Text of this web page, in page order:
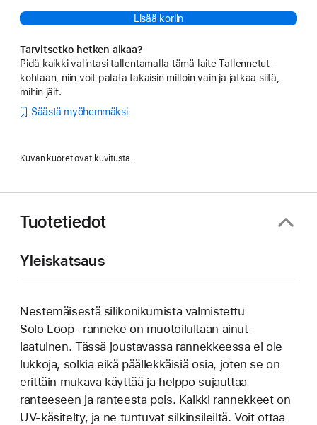
Lisää koriin
Tarvitsetko hetken aikaa?
Pidä kaikki valintasi tallentamalla tämä laite Tallennetut-
kohtaan, niin voit palata takaisin milloin vain ja jatkaa siitä,
mihin jäit.
Säästä myöhemmäksi
Kuvan kuoret ovat kuvitusta.
Tuotetiedot
Yleiskatsaus
Nestemäisestä silikoni­kumista valmistettu
Solo Loop ‑ranneke on muotoilultaan ainut­
laatuinen. Tässä joustavassa rannek­keessa ei ole
lukkoja, solkia eikä päällek­käisiä osia, joten se on
erittäin mukava käyttää ja helppo sujauttaa
ranteeseen ja ranteesta pois. Kaikki rannekkeet on
UV-käsitelty, ja ne tuntuvat silkinsileiltä. Voit ottaa